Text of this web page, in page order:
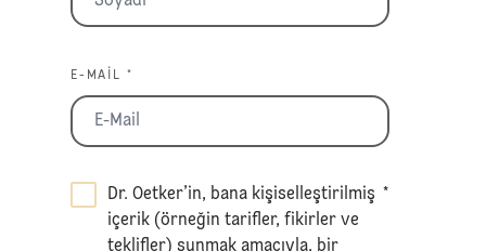
E-MAIL *
Dr. Oetker’in, bana kişiselleştirilmiş
içerik (örneğin tarifler, fikirler ve
teklifler) sunmak amacıyla, bir
*